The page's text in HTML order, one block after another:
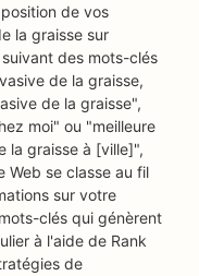
de vos
la graisse sur
des mots-clés
de la graisse,
de la graisse",
moi" ou "meilleure
la graisse à [ville]",
Web se classe au fil
sur votre
clés qui génèrent
à l'aide de Rank
de